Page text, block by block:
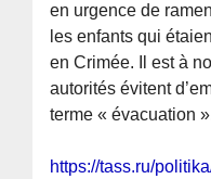
en urgence de
les enfants qui
en Crimée. Il est à
autorités évitent
terme « évacuation
https://tass.ru/